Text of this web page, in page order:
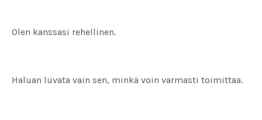
Olen kanssasi rehellinen.
Haluan luvata vain sen, minkä voin varmasti toimittaa.